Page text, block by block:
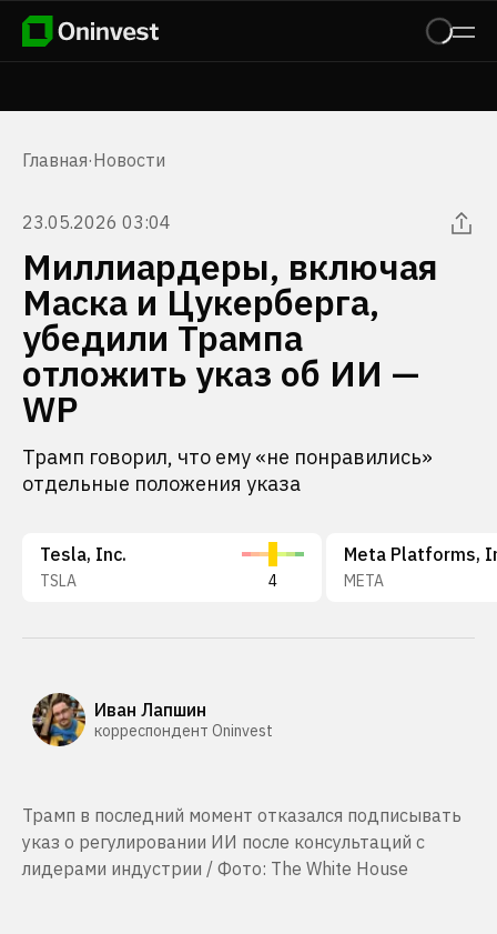
Главная·Новости
23.05.2026 03:04
Миллиардеры, включая
Маска и Цукерберга,
убедили Трампа
отложить указ об ИИ —
WP
Трамп говорил, что ему «не понравились»
отдельные положения указа
Tesla, Inc.
TSLA 4
Meta Platforms,
META
Иван Лапшин
корреспондент Oninvest
Трамп в последний момент отказался подписывать
указ о регулировании ИИ после консультаций с
лидерами индустрии / Фото: The White House